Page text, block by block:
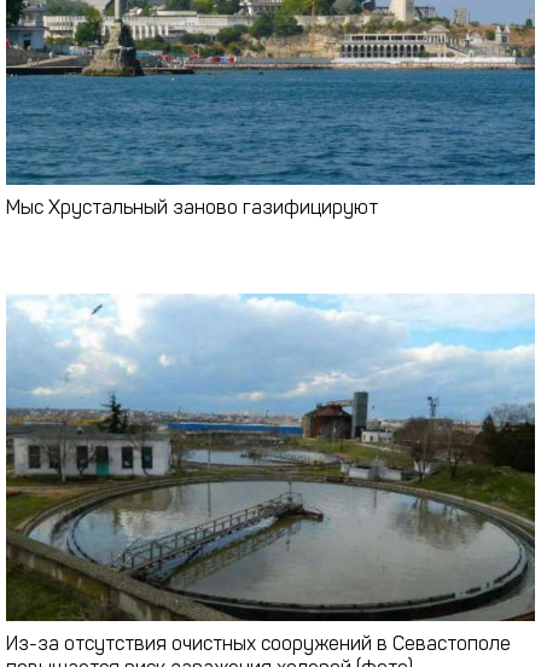
Мыс Хрустальный заново газифицируют
Из-за отсутствия очистных сооружений в Севастополе